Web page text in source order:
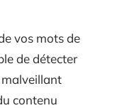
vos mots de
de détecter
contenu